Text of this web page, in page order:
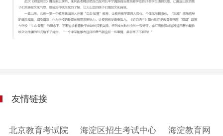
友情链接
北京教育考试院 海淀区招生考试中心 海淀教育网